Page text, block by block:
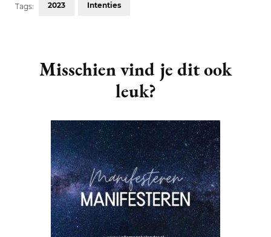
Tags: 2023 Intenties
Navigation
Misschien vind je dit ook
leuk?